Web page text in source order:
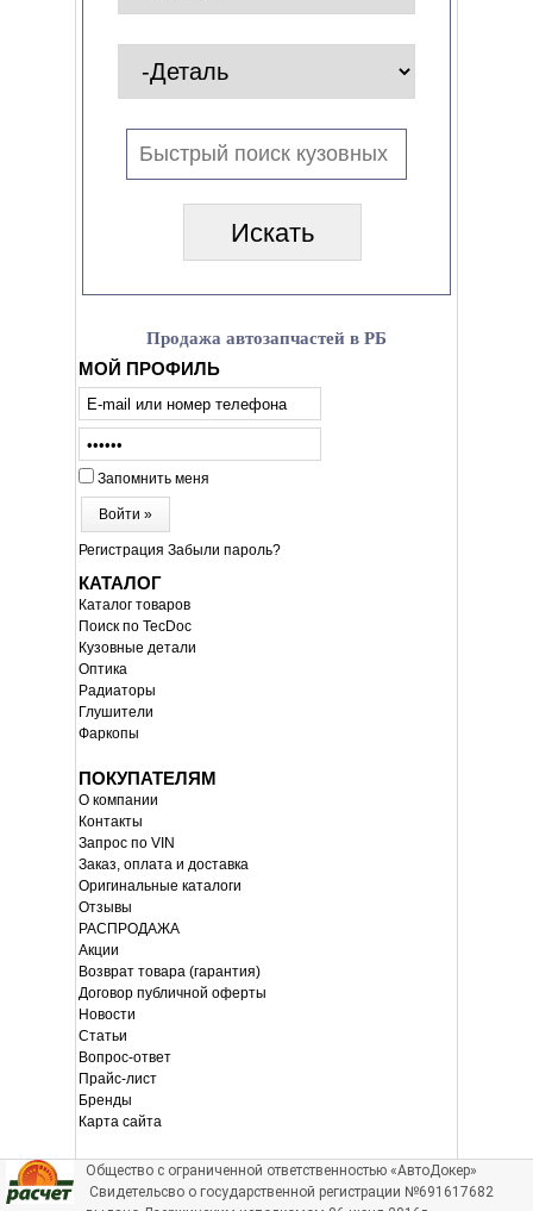
Продажа автозапчастей в РБ
МОЙ ПРОФИЛЬ
Запомнить меня
Войти »
Регистрация Забыли пароль?
КАТАЛОГ
Каталог товаров
Поиск по TecDoc
Кузовные детали
Оптика
Радиаторы
Глушители
Фаркопы
ПОКУПАТЕЛЯМ
О компании
Контакты
Запрос по VIN
Заказ, оплата и доставка
Оригинальные каталоги
Отзывы
РАСПРОДАЖА
Акции
Возврат товара (гарантия)
Договор публичной оферты
Новости
Статьи
Вопрос-ответ
Прайс-лист
Бренды
Карта сайта
Общество с ограниченной ответственностью «АвтоДокер»
Свидетельсво о государственной регистрации №691617682